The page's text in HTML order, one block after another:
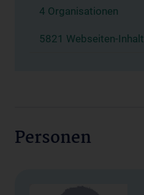
4 Organisationen
5821 Webseiten-
Personen